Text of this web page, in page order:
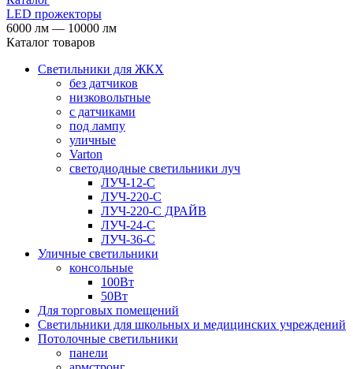
LED прожекторы
6000 лм — 10000 лм
Каталог товаров
Светильники для ЖКХ
без датчиков
низковольтные
с датчиками
под лампу
уличные
Varton
светодиодные светильники луч
ЛУЧ-12-С
ЛУЧ-220-С
ЛУЧ-220-С ДРАЙВ
ЛУЧ-24-С
ЛУЧ-36-С
Уличные светильники
консольные
100Вт
50Вт
Для торговых помещений
Светильники для школьных и медицинских учреждений
Потолочные светильники
панели